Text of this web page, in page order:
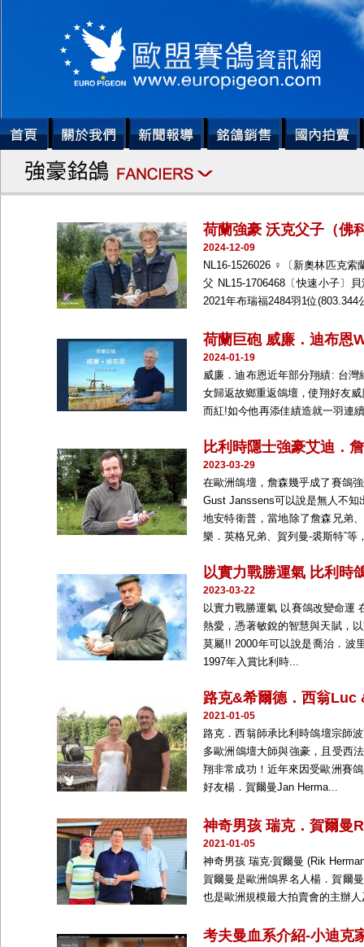
荷蘭強豪 沃克父子（佛
2024-12-09
NL16-1526026 ♀〔新奧林匹克
父 NL15-1706468〔快速小子〕
2021年布瑞福2484羽1位(803.344
荷蘭巨砲 威廉．迪布恩
2024-01-19
威廉．迪布恩近年部分翔績: 台
女歸返故鄉重返鴿壇，使翔好友
而紅!如今他再添佳績造就一羽連
比利時隱士強豪艾迪．
2023-03-29
在歐洲鴿壇，詹森幾乎成了賽鴿
Gust Janssens可以說是無人不知
地安特衛普，當地除了詹森兄弟
樂．英格兄弟、賀列曼-裘斯特ˇ等
以實力戰勝運氣 比利時
2023-03-22
以實力戰勝運氣 以賽鴿改變命運
熱愛，憑著敏銳的智慧與天賦，
莫屬!! 2000年可以說是喬治．波
1997年入賞比利時...
路克&希爾德．西翁Luc
2021-01-05
路克．西翁師承比利時鴿壇宗師
多歐洲鴿壇大師與強豪，且受西
翔非常成功！近年來因受歐洲賽
好友楊．賀爾曼Jan Herma...
神奇男孩 瑞克．賀爾曼
2021-01-05
神奇男孩 瑞克‧賀爾曼 (Rik
賀爾曼是歐洲鴿界名人楊．賀爾
也是歐洲規模最大拍賣會的主辦
考夫曼血系介紹-小迪克